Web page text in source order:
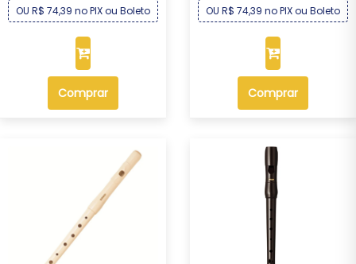
OU R$ 74,39 no PIX ou Boleto
Comprar
OU R$ 74,39 no PIX ou Boleto
Comprar